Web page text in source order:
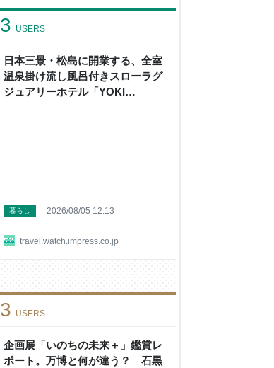
日本三景・松島に開業する、全室
温泉掛け流し風呂付きスローラグ
ジュアリーホテル「YOKI
3 USERS
travel.watch.impress.co.jp
暮らし 2026/08/05 12:13
企画展「いのちの未来＋」鑑賞レ
ポート。万博と何が違う？ 石黒
3 USERS